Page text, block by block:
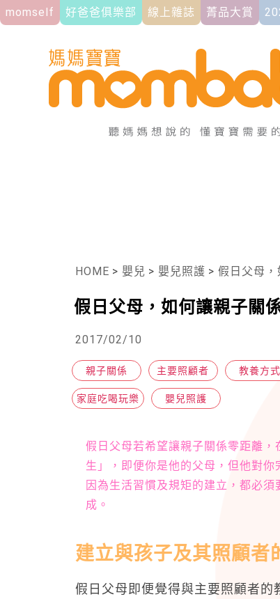
momself 好爸爸俱樂部 線上雜誌 菁品大賞
HOME > 嬰兒 > 嬰兒照護 > 假日父母，
假日父母，如何讓親子關
2017/02/10
親子關係 主要照顧者 教養方式
家庭吃喝玩樂 嬰兒照護
假日父母若希望讓親子關係零距離
生」，即便你是他的父母，但他對
因為生活習慣及規矩的建立，都必
成。
建立與孩子及其照顧者
假日父母即便覺得與主要照顧者